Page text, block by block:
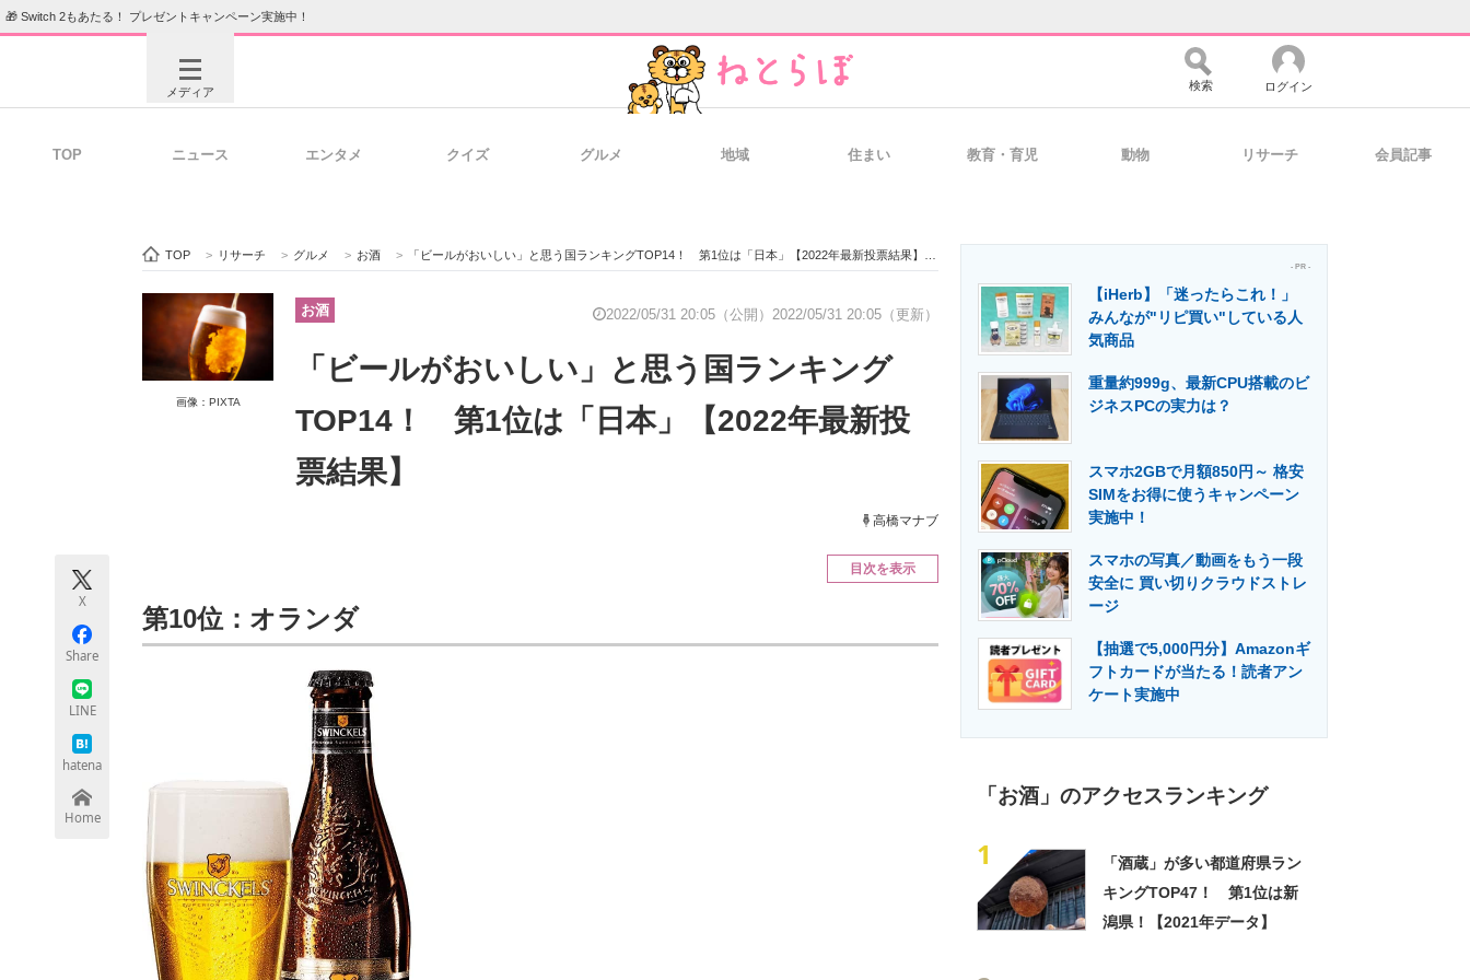
🎁 Switch 2もあたる！ プレゼントキャンペーン実施中！
メディア
ビジネスと働き方のヒント 経営リーダーのコミュニティ マーケ×ITの今がよく分かる
ITエンジニア向け専門サイト IT製品の技術・比較・事例 製造業のIT導入・活用を支援
エネルギーの専門メディア 建設×テクノロジーの最前線
ちょっと気になるネットの話題
検索 ログイン
TOP ニュース エンタメ クイズ グルメ 地域 住まい 教育・育児 動物 リサーチ 会員記事
TOP > リサーチ > グルメ > お酒 > 「ビールがおいしい」と思う国ランキングTOP14！ 第1位は「日本」【2022年最新投票結果】
画像：PIXTA
お酒 2022/05/31 20:05（公開） 2022/05/31 20:05（更新）
「ビールがおいしい」と思う国ランキング
TOP14！ 第1位は「日本」【2022年最新投
票結果】
高橋マナブ
X
Share
LINE
hatena
Home
目次を表示
第10位：オランダ
- PR -
【iHerb】「迷ったらこれ！」
みんなが"リピ買い"している人
気商品
重量約999g、最新CPU搭載のビ
ジネスPCの実力は？
スマホ2GBで月額850円～ 格安
SIMをお得に使うキャンペーン
実施中！
スマホの写真／動画をもう一段
安全に 買い切りクラウドストレ
ージ
【抽選で5,000円分】Amazonギ
フトカードが当たる！読者アン
ケート実施中
「お酒」のアクセスランキング
1
「酒蔵」が多い都道府県ラン
キングTOP47！ 第1位は新
潟県！【2021年データ】